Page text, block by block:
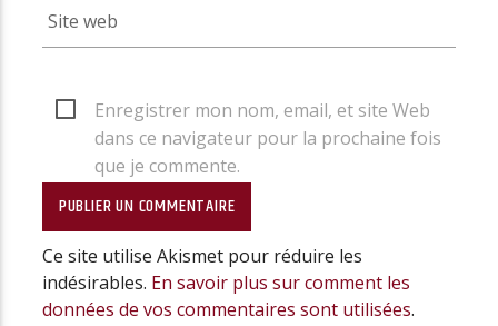
Enregistrer mon nom, email, et site Web
dans ce navigateur pour la prochaine fois
que je commente.
Ce site utilise Akismet pour réduire les
indésirables. En savoir plus sur comment les
données de vos commentaires sont utilisées.